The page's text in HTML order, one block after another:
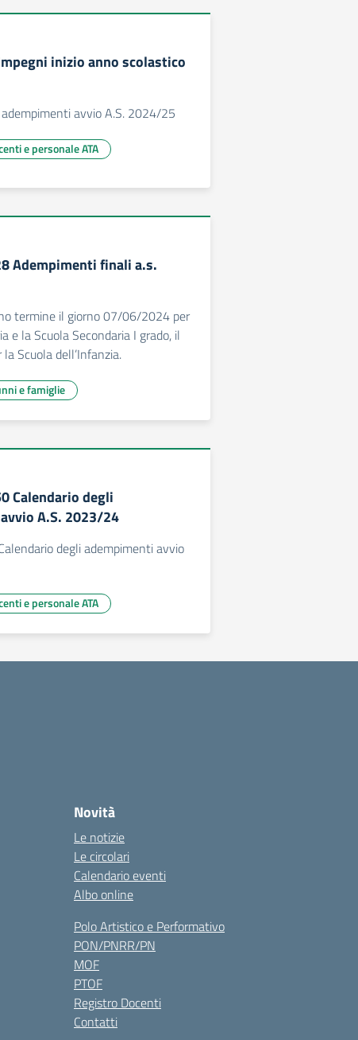
inizio anno scolastico
avvio A.S. 2024/25
e personale ATA
Adempimenti finali a.s.
termine il giorno 07/06/2024 per
e la Scuola Secondaria I grado, il
Scuola dell’Infanzia.
e famiglie
Calendario degli
A.S. 2023/24
degli adempimenti avvio
e personale ATA
Novità
Le notizie
Le circolari
Calendario eventi
Albo online
Polo Artistico e Performativo
PON/PNRR/PN
MOF
PTOF
Registro Docenti
Contatti